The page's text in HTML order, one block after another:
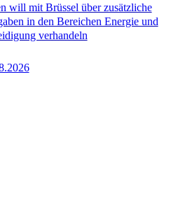
will mit Brüssel über zusätzliche
in den Bereichen Energie und
verhandeln